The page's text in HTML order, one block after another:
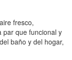
fresco,
par que funcional y
baño y del hogar,